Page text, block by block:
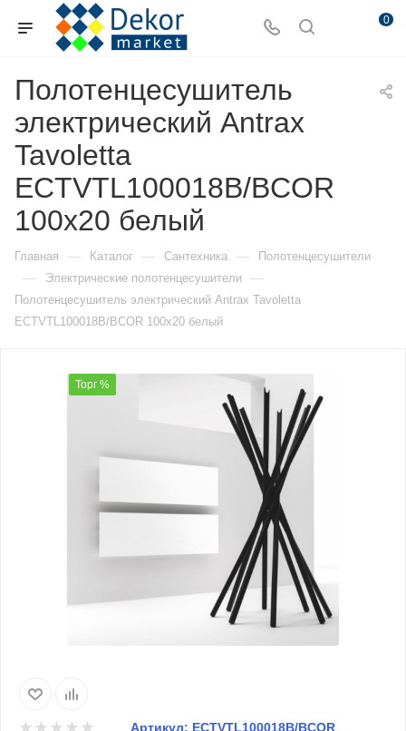
0
Полотенцесушитель
электрический Antrax
Tavoletta
ECTVTL100018B/BCOR
100х20 белый
Главная — Каталог — Сантехника — Полотенцесушители
— Электрические полотенцесушители —
Полотенцесушитель электрический Antrax Tavoletta
ECTVTL100018B/BCOR 100х20 белый
Торг %
Артикул: ECTVTL100018B/BCOR